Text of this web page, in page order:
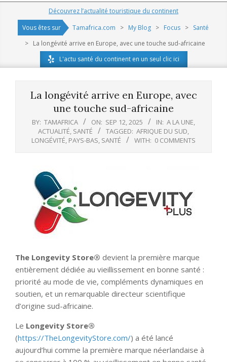
Navigation
Découvrez l’actualité touristique du continent
Vous êtes sur
Tamafrica.com > My Blog > Focus > Santé
> La longévité arrive en Europe, avec une touche sud-africaine
L'actu santé du continent en un seul clic ici
La longévité arrive en Europe, avec
une touche sud-africaine
BY: TAMAFRICA ON: SEP 12, 2025 IN: A LA UNE,
ACTUALITÉ, SANTÉ TAGGED: AFRIQUE DU SUD,
LONGÉVITÉ, PAYS-BAS, SANTÉ WITH: 0 COMMENTS
The Longevity Store® devient la première marque
entièrement dédiée au vieillissement en bonne santé :
priorité au mode de vie, compléments dynamiques en
soutien, et un remarquable directeur scientifique
d’origine sud-africaine.
Le Longevity Store®
(https://TheLongevityStore.com/) a été lancé
aujourd’hui comme la première marque néerlandaise à